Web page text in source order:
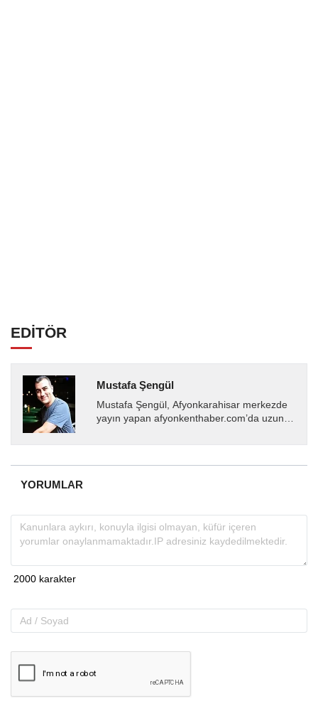
EDİTÖR
Mustafa Şengül
Mustafa Şengül, Afyonkarahisar merkezde
yayın yapan afyonkenthaber.com’da uzun
almakta, haber akışı...
YORUMLAR